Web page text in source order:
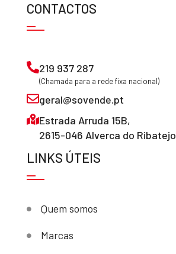
CONTACTOS
219 937 287
(Chamada para a rede fixa nacional)
geral@sovende.pt
Estrada Arruda 15B,
2615-046 Alverca do Ribatejo
LINKS ÚTEIS
Quem somos
Marcas